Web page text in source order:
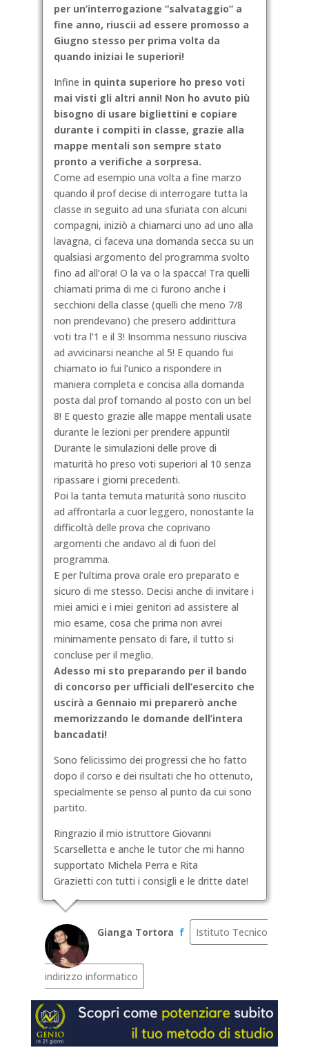
per un’interrogazione “salvataggio” a
fine anno, riuscii ad essere promosso a
Giugno stesso per prima volta da
quando iniziai le superiori!
Infine in quinta superiore ho preso voti
mai visti gli altri anni! Non ho avuto più
bisogno di usare bigliettini e copiare
durante i compiti in classe, grazie alla
mappe mentali son sempre stato
pronto a verifiche a sorpresa.
Come ad esempio una volta a fine marzo
quando il prof decise di interrogare tutta la
classe in seguito ad una sfuriata con alcuni
compagni, iniziò a chiamarci uno ad uno alla
lavagna, ci faceva una domanda secca su un
qualsiasi argomento del programma svolto
fino ad all’ora! O la va o la spacca! Tra quelli
chiamati prima di me ci furono anche i
secchioni della classe (quelli che meno 7/8
non prendevano) che presero addirittura
voti tra l’1 e il 3! Insomma nessuno riusciva
ad avvicinarsi neanche al 5! E quando fui
chiamato io fui l’unico a rispondere in
maniera completa e concisa alla domanda
posta dal prof tornando al posto con un bel
8! E questo grazie alle mappe mentali usate
durante le lezioni per prendere appunti!
Durante le simulazioni delle prove di
maturità ho preso voti superiori al 10 senza
ripassare i giorni precedenti.
Poi la tanta temuta maturità sono riuscito
ad affrontarla a cuor leggero, nonostante la
difficoltà delle prova che coprivano
argomenti che andavo al di fuori del
programma.
E per l’ultima prova orale ero preparato e
sicuro di me stesso. Decisi anche di invitare i
miei amici e i miei genitori ad assistere al
mio esame, cosa che prima non avrei
minimamente pensato di fare, il tutto si
concluse per il meglio.
Adesso mi sto preparando per il bando
di concorso per ufficiali dell’esercito che
uscirà a Gennaio mi preparerò anche
memorizzando le domande dell’intera
bancadati!
Sono felicissimo dei progressi che ho fatto
dopo il corso e dei risultati che ho ottenuto,
specialmente se penso al punto da cui sono
partito.
Ringrazio il mio istruttore Giovanni
Scarselletta e anche le tutor che mi hanno
supportato Michela Perra e Rita
Grazietti con tutti i consigli e le dritte date!
Gianga Tortora f Istituto Tecnico
indirizzo informatico